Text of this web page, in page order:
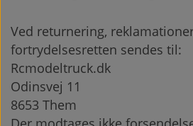
Ved returnering,
fortrydelsesretten sendes til:
Rcmodeltruck.dk
Odinsvej 11
8653 Them